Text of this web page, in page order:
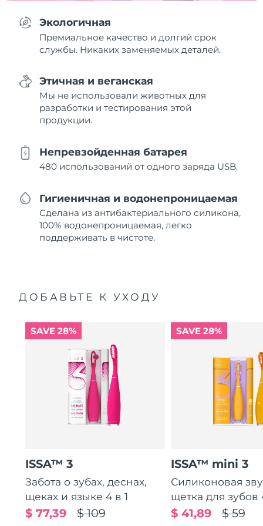
Экологичная
Премиальное качество и долгий срок
службы. Никаких заменяемых деталей.
Этичная и веганская
Мы не использовали животных для
разработки и тестирования этой
продукции.
Непревзойденная батарея
480 использований от одного заряда USB.
Гигиеничная и водонепроницаемая
Сделана из антибактериального силикона,
100% водонепроницаемая, легко
поддерживать в чистоте.
ДОБАВЬТЕ К УХОДУ
SAVE 28%
ISSA™ 3
Забота о зубах, деснах,
щеках и языке 4 в 1
$ 109
$ 77,39
SAVE 28%
ISSA™ mini 3
Силиконовая
щетка для зубов
$ 59
$ 41,89